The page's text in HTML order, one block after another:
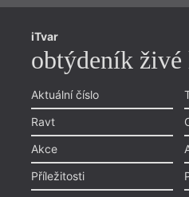
iTvar
obtýdeník
Aktuální číslo
Ravt
Akce
Příležitosti